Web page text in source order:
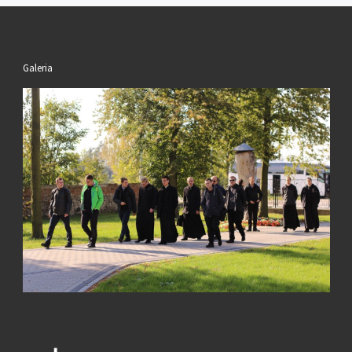
Galeria